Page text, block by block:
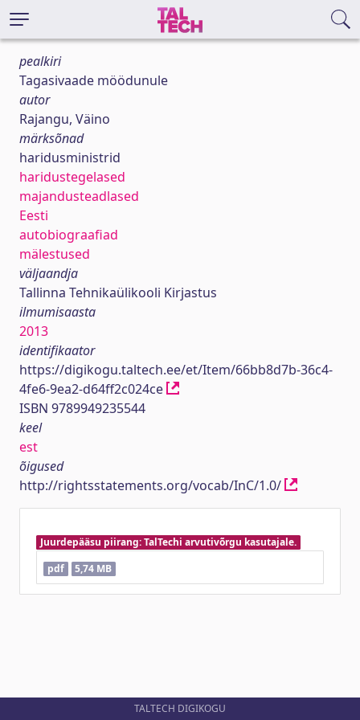
pealkiri
Tagasivaade möödunule
autor
Rajangu, Väino
märksõnad
haridusministrid
haridustegelased
majandusteadlased
Eesti
autobiograafiad
mälestused
väljaandja
Tallinna Tehnikaülikooli Kirjastus
ilmumisaasta
2013
identifikaator
https://digikogu.taltech.ee/et/Item/66bb8d7b-36c4-
4fe6-9ea2-d64ff2c024ce
ISBN 9789949235544
keel
est
õigused
http://rightsstatements.org/vocab/InC/1.0/
Juurdepääsu piirang: TalTechi arvutivõrgu kasutajale.
pdf
5,74 MB
TALTECH DIGIKOGU